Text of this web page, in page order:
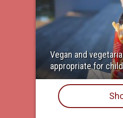
Vegan and
appropriate for